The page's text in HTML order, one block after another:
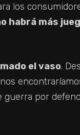
los
habrá más
el vaso.
guerra por